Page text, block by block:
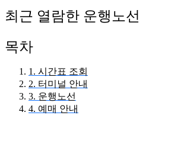
최근 열람한 운행노선
목차
1. 시간표 조회
2. 터미널 안내
3. 운행노선
4. 예매 안내